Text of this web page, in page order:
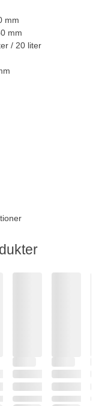
mm
mm
/ 20 liter